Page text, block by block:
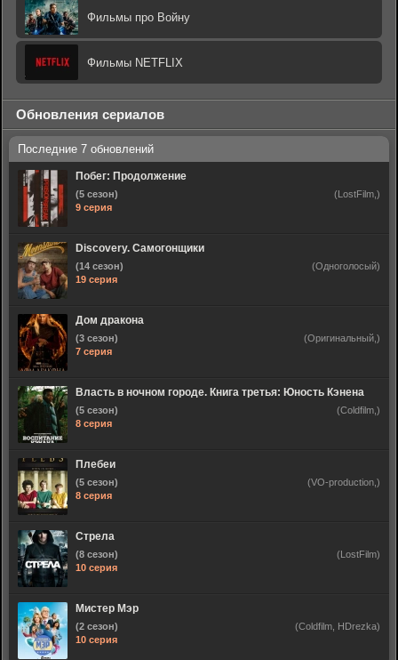
Фильмы про Войну
Фильмы NETFLIX
Обновления сериалов
Побег: Продолжение
(5 сезон)
9 серия
(LostFilm,)
Discovery. Самогонщики
(14 сезон)
19 серия
(Одноголосый)
Дом дракона
(3 сезон)
7 серия
(Оригинальный,)
Власть в ночном городе. Книга третья: Юность Кэнена
(5 сезон)
8 серия
(Coldfilm,)
Плебеи
(5 сезон)
8 серия
(VO-production,)
Стрела
(8 сезон)
10 серия
(LostFilm)
Мистер Мэр
(2 сезон)
10 серия
(Coldfilm, HDrezka)